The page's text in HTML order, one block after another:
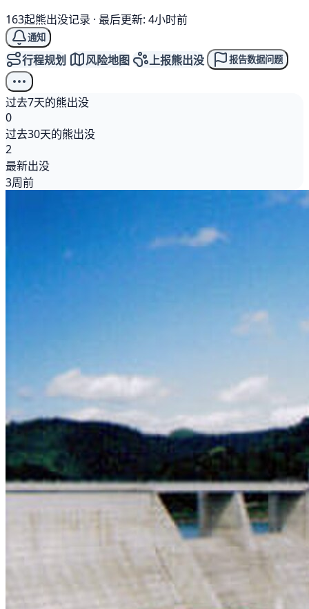
163起熊出没记录 · 最后更新: 4小时前
通知
行程规划 风险地图 上报熊出没 报告数据问题
过去7天的熊出没
0
过去30天的熊出没
2
最新出没
3周前